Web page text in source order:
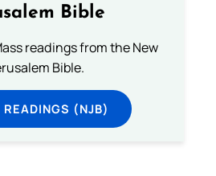
Bible
readings from the New
Bible.
READINGS (NJB)